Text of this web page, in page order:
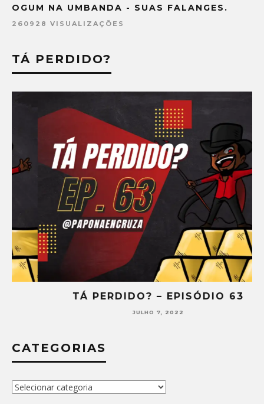
OGUM NA UMBANDA - SUAS FALANGES.
260928 VISUALIZAÇÕES
TÁ PERDIDO?
TÁ PERDIDO? – EPISÓDIO 63
JULHO 7, 2022
CATEGORIAS
Categorias